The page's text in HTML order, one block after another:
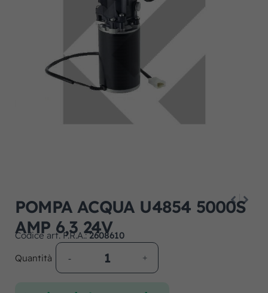
POMPA ACQUA U4854 5000S
AMP 6,3 24V
Codice art. F.R.A.:2608610
Quantità